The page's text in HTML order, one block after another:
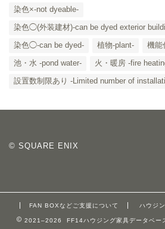
染色×-not dyeable-
染色◯(外装建材)-can be dyed exterior
染色◯-can be dyed-
植物-plant-
機能
池・水 -pond water-
火・暖房 -fire
設置数制限あり -Limited number of
© SQUARE ENIX
FAN BOXなどご支援について ハウジ
2021–2026 FF14ハウジング家具データベー
HOUSING
ご要望